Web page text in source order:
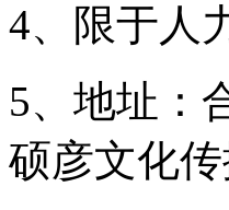
4、限于人
5、地址：
硕彦文化传